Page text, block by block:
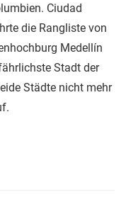
Ciudad
die Rangliste von
Medellín
Stadt der
Städte nicht mehr